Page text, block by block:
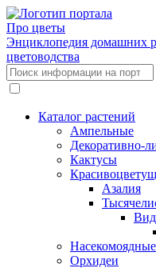
Про цветы
Энциклопедия домашних
цветоводства
Каталог растений
Ампельные
Декоративно-
Кактусы
Азалия
Орхидеи